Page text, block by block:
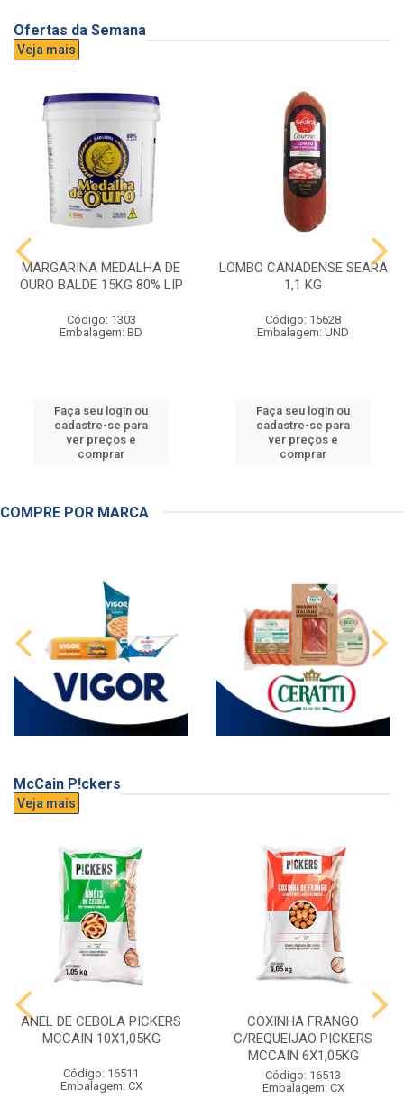
Ofertas da Semana
Veja mais
MARGARINA MEDALHA DE
OURO BALDE 15KG 80% LIP
Código: 1303
Embalagem: BD
Faça seu login ou
cadastre-se para
ver preços e
comprar
LOMBO CANADENSE SEARA
1,1 KG
Código: 15628
Embalagem: UND
Faça seu login ou
cadastre-se para
ver preços e
comprar
COMPRE POR MARCA
McCain P!ckers
Veja mais
ANEL DE CEBOLA PICKERS
MCCAIN 10X1,05KG
Código: 16511
Embalagem: CX
COXINHA FRANGO
C/REQUEIJAO PICKERS
MCCAIN 6X1,05KG
Código: 16513
Embalagem: CX